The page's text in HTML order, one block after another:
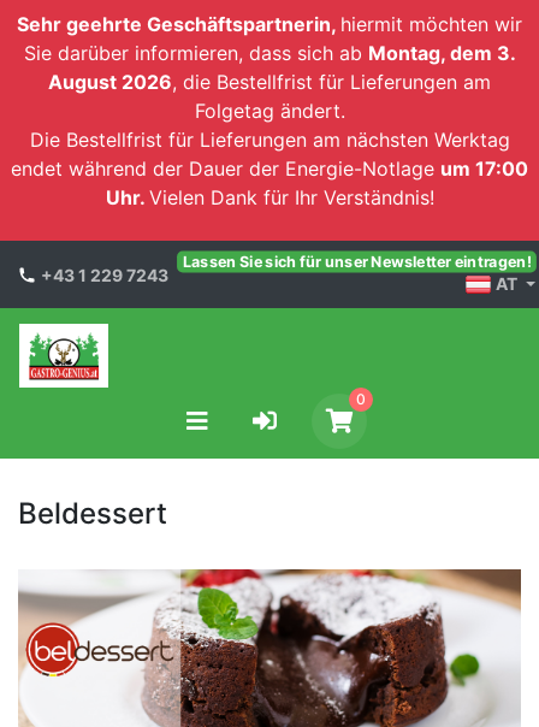
Sehr geehrte Geschäftspartnerin, hiermit möchten wir
Sie darüber informieren, dass sich ab Montag, dem 3.
August 2026, die Bestellfrist für Lieferungen am
Folgetag ändert.
Die Bestellfrist für Lieferungen am nächsten Werktag
endet während der Dauer der Energie-Notlage um 17:00
Uhr. Vielen Dank für Ihr Verständnis!
+43 1 229 7243
Lassen Sie sich für unser Newsletter eintragen!
AT
0
Beldessert